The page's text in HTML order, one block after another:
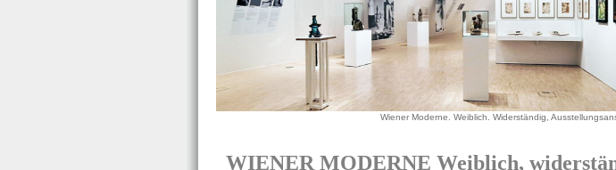
Wiener Moderne. Weiblich. Widerständig,
WIENER MODERNE Weiblich,